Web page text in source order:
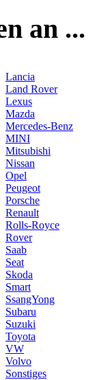
an ...
Lancia
Land Rover
Lexus
Mazda
Mercedes-Benz
MINI
Mitsubishi
Nissan
Opel
Peugeot
Porsche
Renault
Rolls-Royce
Rover
Saab
Seat
Skoda
Smart
SsangYong
Subaru
Suzuki
Toyota
VW
Volvo
Sonstiges